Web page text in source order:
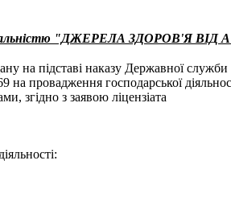
"ДЖЕРЕЛА ЗДОРОВ'Я ВІД
на підставі наказу Державної служби
на провадження господарської
згідно з заявою ліцензіата